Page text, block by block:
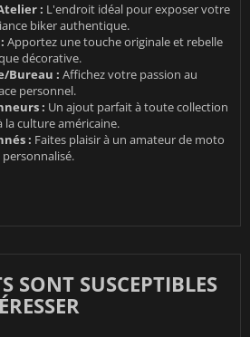
: L'endroit idéal pour exposer votre
biker authentique.
Apportez une touche originale et rebelle
décorative.
Bureau : Affichez votre passion au
personnel.
: Un ajout parfait à toute collection
la culture américaine.
: Faites plaisir à un amateur de moto
SONT SUSCEPTIBLES